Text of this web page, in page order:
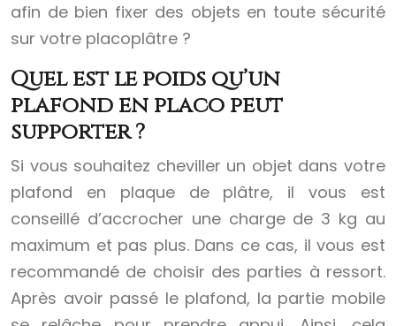
afin de bien fixer des objets en toute sécurité
sur votre placoplâtre ?
Quel est le poids qu’un
plafond en placo peut
supporter ?
Si vous souhaitez cheviller un objet dans votre
plafond en plaque de plâtre, il vous est
conseillé d’accrocher une charge de 3 kg au
maximum et pas plus. Dans ce cas, il vous est
recommandé de choisir des parties à ressort.
Après avoir passé le plafond, la partie mobile